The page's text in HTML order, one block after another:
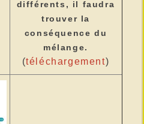
différents, il faudra
trouver la
conséquence du
mélange.
(téléchargement)